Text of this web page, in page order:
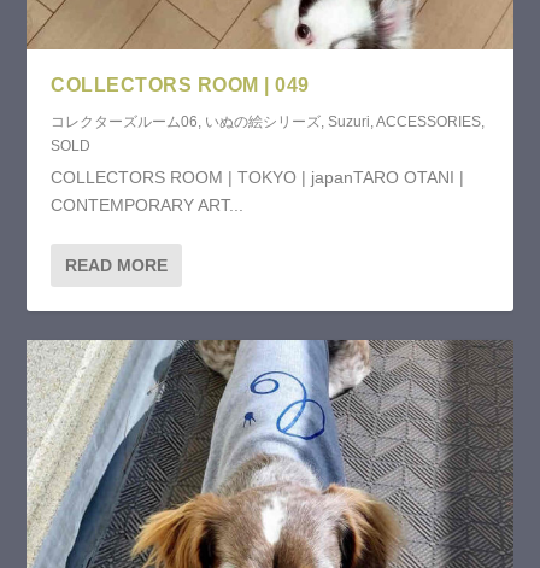
COLLECTORS ROOM | 049
コレクターズルーム06 いぬの絵シリーズ ,Suzuri ,ACCESSORIES
SOLD
COLLECTORS ROOM | TOKYO | japanTARO OTANI |
CONTEMPORARY ART...
READ MORE